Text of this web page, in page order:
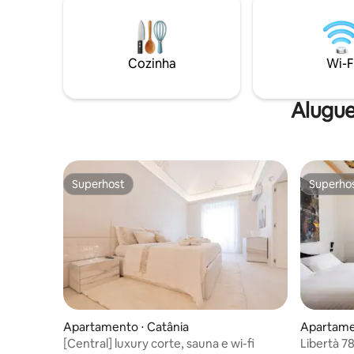
amigos ou famílias que procuram
espaço, mimos e luxo.
um
seu
Cozinha Wi-
Superhost
Superhost
Apartamento ⋅ Catânia
[Central] luxury corte, sauna e wi-fi
Libertà